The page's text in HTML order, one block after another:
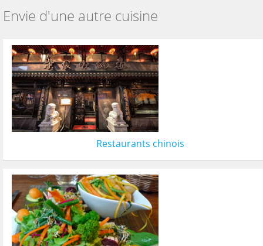
Envie d'une autre cuisine
Restaurants chinois